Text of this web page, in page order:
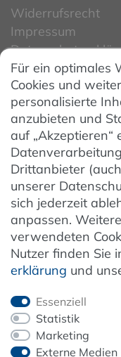
Widerrufsrecht
Impressum
AGB
Barrierefreiheit
Hinweise zur
Entsorgung von
Vertrag
Newsletter
Jetzt anmelden
Für ein optimales
Cookies und
personalisierte
anzubieten und
auf „Akzeptieren“
Drittanbieter
unserer
sich jederzeit
anpassen.
verwendeten
Nutzer finden Sie
erklärung und
Essenziell
Statistik
Marketing
Externe Medien